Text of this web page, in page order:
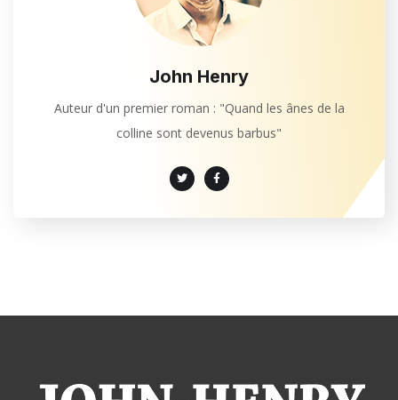
John Henry
Auteur d'un premier roman : "Quand les ânes de la
colline sont devenus barbus"